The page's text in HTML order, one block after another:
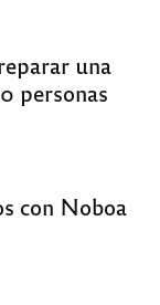
una
personas
con Noboa